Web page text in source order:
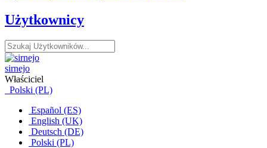
Użytkownicy
sirnejo
Właściciel
Polski (PL)
Español (ES)
English (UK)
Deutsch (DE)
Polski (PL)